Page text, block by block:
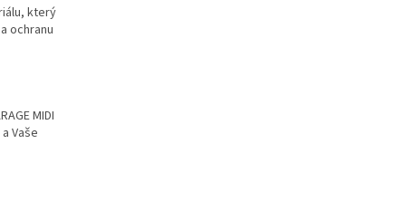
který
ochranu
MIDI
Vaše